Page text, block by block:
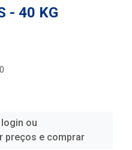
- 40 KG
ou
preços e comprar